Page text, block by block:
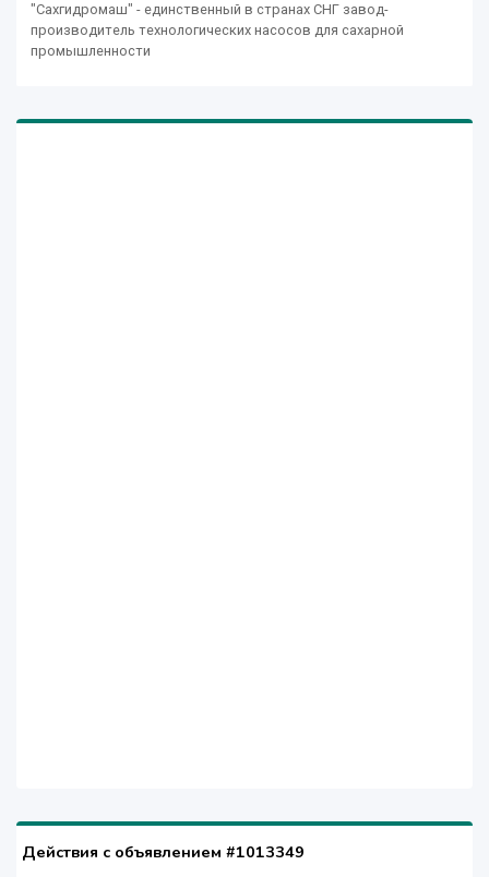
"Сахгидромаш" - единственный в странах СНГ завод-
производитель технологических насосов для сахарной
промышленности
Действия с объявлением #1013349